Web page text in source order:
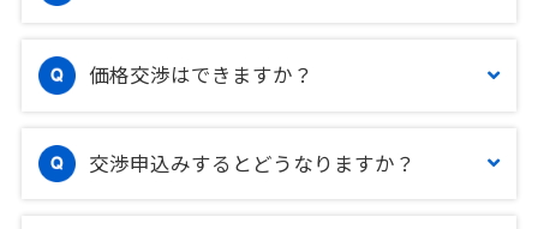
価格交渉はできますか？
交渉申込みするとどうなりますか？